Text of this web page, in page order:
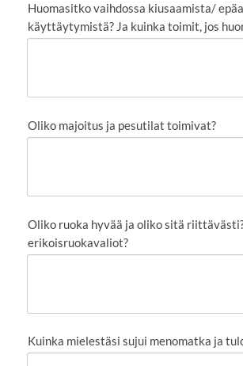
Huomasitko vaihdossa kiusaamista/
käyttäytymistä? Ja kuinka toimit, jos
Oliko majoitus ja pesutilat toimivat?
Oliko ruoka hyvää ja oliko sitä
erikoisruokavaliot?
Kuinka mielestäsi sujui menomatka ja